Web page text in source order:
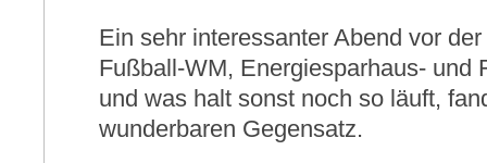
Ein sehr interessanter Abend vor
Fußball-WM, Energiesparhaus- und
und was halt sonst noch so läuft,
wunderbaren Gegensatz.